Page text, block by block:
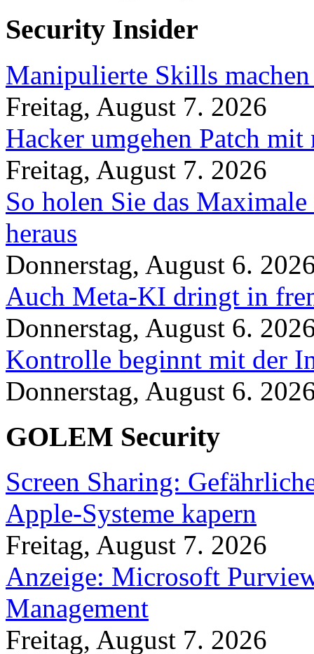
Security Insider
Manipulierte Skills
Freitag, August 7. 2026
Hacker umgehen Patch
Freitag, August 7. 2026
So holen Sie das
heraus
Donnerstag, August 6.
Auch Meta-KI dringt in
Donnerstag, August 6.
Kontrolle beginnt mit der
Donnerstag, August 6.
GOLEM Security
Screen Sharing:
Apple-Systeme kapern
Freitag, August 7. 2026
Anzeige: Microsoft
Management
Freitag, August 7. 2026